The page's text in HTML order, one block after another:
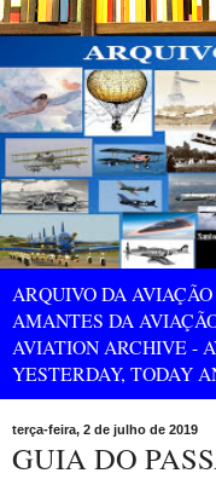
ARQUIVO DA
AMANTES DA
AVIATION ARCHIVE -
YESTERDAY, TODAY
terça-feira, 2 de julho de 2019
GUIA DO